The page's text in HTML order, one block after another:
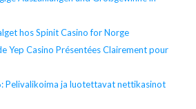
hos Spinit Casino for Norge
Yep Casino Présentées Clairement pour
Pelivalikoima ja luotettavat nettikasinot